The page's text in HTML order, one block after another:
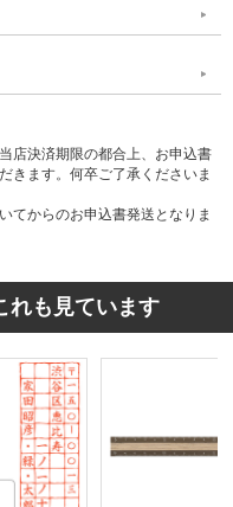
店決済期限の都合上、お申込書
きます。何卒ご了承くださいま
てからのお申込書発送となりま
れも見ています